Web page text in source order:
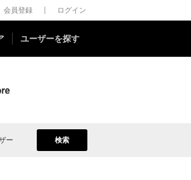
会員登録 ログイン
ユーザーを探す
ー 検索